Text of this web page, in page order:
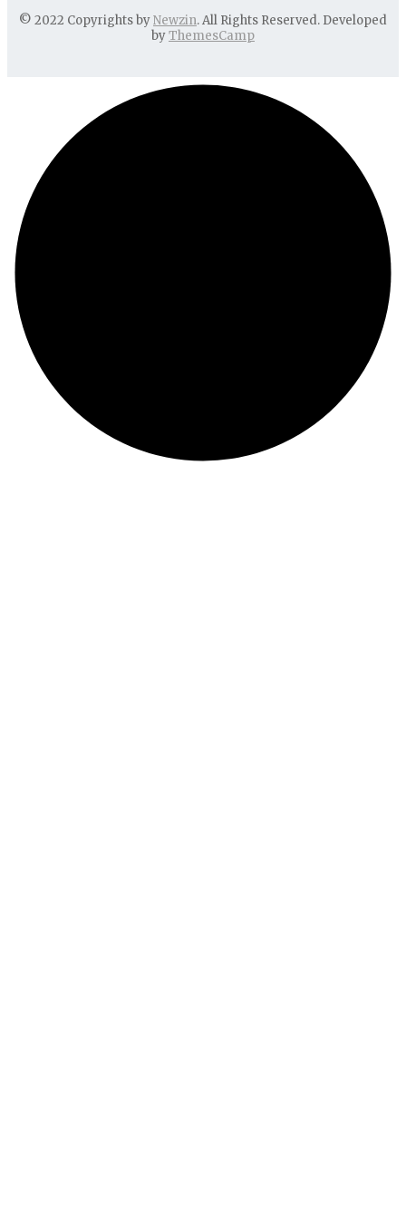
© 2022 Copyrights byNewzin. All Rights Reserved. Developed
byThemesCamp